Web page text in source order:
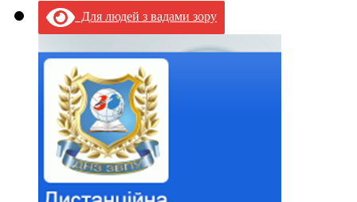
Для людей з вадами зору